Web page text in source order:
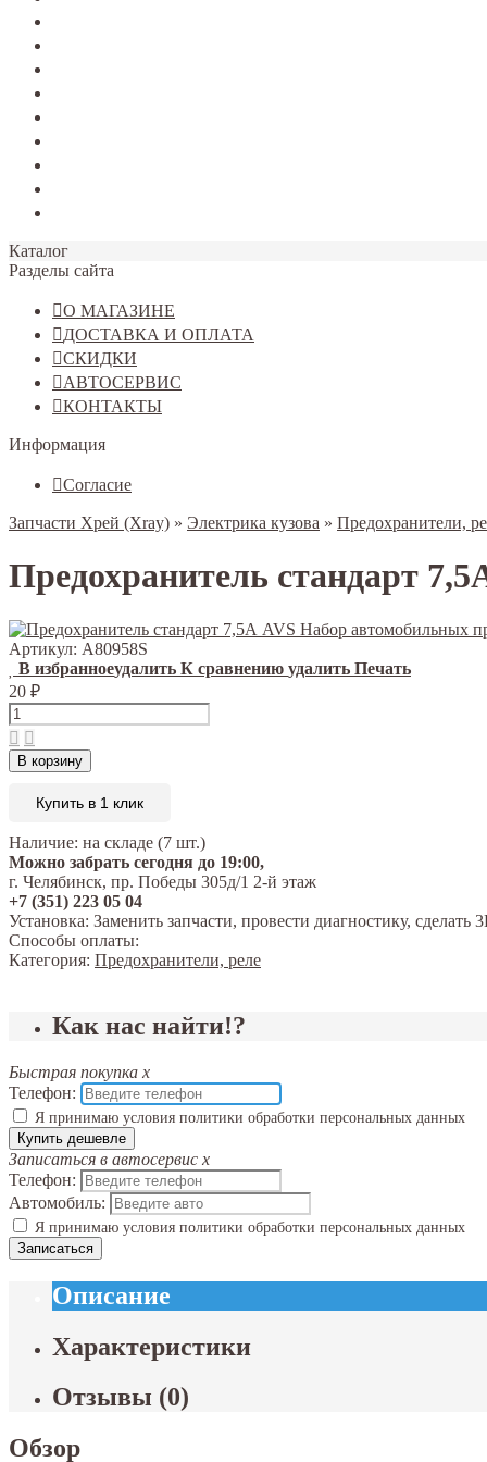
Каталог
Разделы сайта
О МАГАЗИНЕ
ДОСТАВКА И ОПЛАТА
СКИДКИ
АВТОСЕРВИС
КОНТАКТЫ
Информация
Согласие
Запчасти Хрей (Xray) » Электрика кузова » Предохранители,
Предохранитель стандарт
Артикул: A80958S
В избранноеудалить К сравнению удалить Печать
20 ₽
В корзину
Купить в 1 клик
Наличие: на складе (7 шт.)
Можно забрать сегодня до 19:00,
г. Челябинск, пр. Победы 305д/1 2-й этаж
+7 (351) 223 05 04
Установка: Заменить запчасти, провести диагностику,
Способы оплаты:
Категория: Предохранители, реле
Как нас найти!?
Быстрая покупка x
Телефон:
Я принимаю условия политики обработки персональных данных
Купить дешевле
Записаться в автосервис x
Телефон:
Автомобиль:
Я принимаю условия политики обработки персональных данных
Записаться
Описание
Характеристики
Отзывы (0)
Обзор